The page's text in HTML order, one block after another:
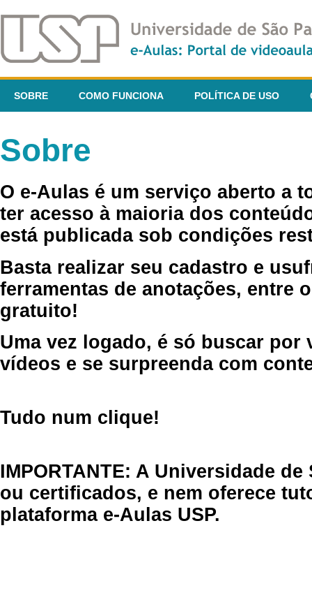
SOBRE COMO FUNCIONA POLÍTICA DE USO
Sobre
O e-Aulas é um serviço aberto a
ter acesso à maioria dos
está publicada sob condições
Basta realizar seu cadastro e
ferramentas de anotações, entre
gratuito!
Uma vez logado, é só buscar por
vídeos e se surpreenda com
Tudo num clique!
IMPORTANTE: A Universidade
ou certificados, e nem oferece
plataforma e-Aulas USP.